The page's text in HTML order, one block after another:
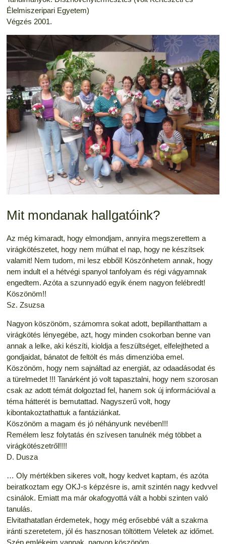
Élelmiszeripari Egyetem)
Végzés 2001.
Mit mondanak hallgatóink?
Az még kimaradt, hogy elmondjam, annyira megszerettem a
virágkötészetet, hogy nem múlhat el nap, hogy ne készítsek
valamit! Nem tudom, mi lesz ebből! Köszönhetem annak, hogy
nem indult el a hétvégi spanyol tanfolyam és régi vágyamnak
engedtem. Azóta a szunnyadó egyik énem nagyon felébredt!
Köszönöm!!
Sz. Zsuzsa
Nagyon köszönöm, számomra sokat adott, bepillanthattam a
virágkötés lényegébe, azt, hogy minden csokorban benne van
annak a lelke, aki készíti, kioldja a feszültséget, elfelejtheted a
gondjaidat, bánatot de feltölt és más dimenzióba emel.
Köszönöm, hogy nem sajnáltad az energiát, az odaadásodat és
a türelmedet !!! Tanárként jó volt tapasztalni, hogy nem szorosan
csak az adott témát dolgoztad fel, hanem sok új információval a
téma hátterét is bemutattad. Nagyszerű volt, hogy
kibontakoztathattuk a fantáziánkat.
Köszönöm a magam és jó néhányunk nevében!!!
Remélem lesz folytatás én szívesen tanulnék még többet a
virágkötészetről!!!!
D. Dusza
… Oly mértékben sikeres volt, hogy kedvet kaptam, és azóta
beiratkoztam egy OKJ-s képzésre is, amit szintén nagy kedvvel
csinálok. Emiatt ma már okafogyottá vált a hobbi szinten való
tanulás.
Elvitathatatlan érdemetek, hogy még erősebbé vált a szakma
iránti szeretetem, jól és hasznosan töltöttem Veletek az időmet.